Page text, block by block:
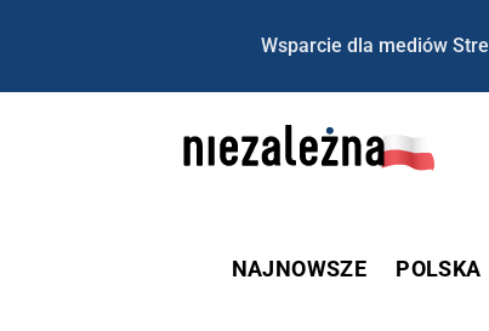
Wsparcie dla mediów
NAJNOWSZE POLSKA